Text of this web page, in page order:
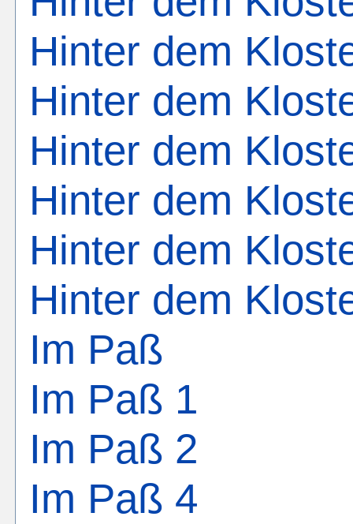
Hinter dem
Hinter dem
Hinter dem
Hinter dem
Hinter dem
Hinter dem
Im Paß
Im Paß 1
Im Paß 2
Im Paß 4